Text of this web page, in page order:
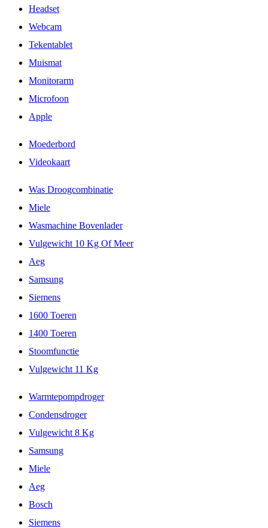
Headset
Webcam
Tekentablet
Muismat
Monitorarm
Microfoon
Apple
Moederbord
Videokaart
Was Droogcombinatie
Miele
Wasmachine Bovenlader
Vulgewicht 10 Kg Of Meer
Aeg
Samsung
Siemens
1600 Toeren
1400 Toeren
Stoomfunctie
Vulgewicht 11 Kg
Warmtepompdroger
Condensdroger
Vulgewicht 8 Kg
Samsung
Miele
Aeg
Bosch
Siemens